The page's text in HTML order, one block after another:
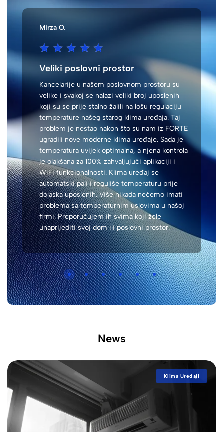
Mirza O.
Veliki poslovni prostor
Kancelarije u našem poslovnom prostoru su
velike i svakoj se nalazi veliki broj uposlenih
koji su se prije stalno žalili na lošu regulaciju
temperature našeg starog klima uređaja. Taj
problem je nestao nakon što su nam iz FORTE
ugradili nove moderne klima uređaje. Sada je
temperatura uvijek optimalna, a njena kontrola
je olakšana za 100% zahvaljujući aplikaciji i
WiFi funkcionalnosti. Klima uređaj se
automatski pali i reguliše temperaturu prije
dolaska uposlenih. Više nikada nećemo imati
problema sa temperaturnim uslovima u našoj
firmi. Preporučujem ih svima koji žele
unaprijediti svoj dom ili poslovni prostor.
News
Klima Uređaji